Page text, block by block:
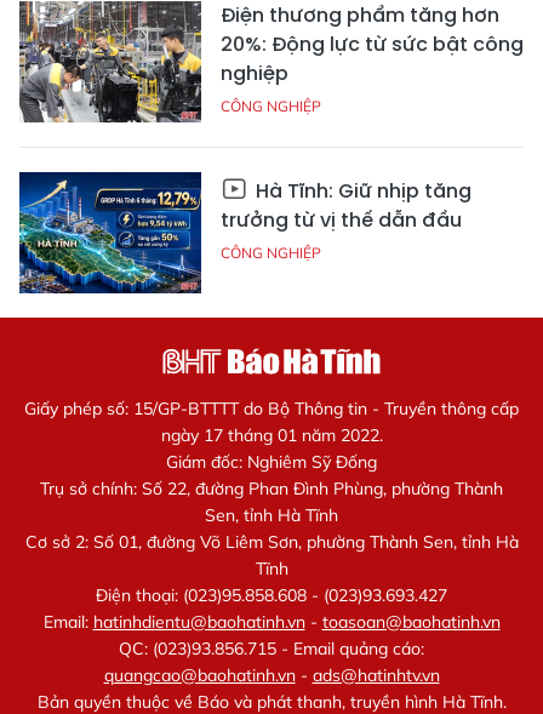
Điện thương phẩm tăng hơn
20%: Động lực từ sức bật công
nghiệp
CÔNG NGHIỆP
Hà Tĩnh: Giữ nhịp tăng
trưởng từ vị thế dẫn đầu
CÔNG NGHIỆP
Giấy phép số: 15/GP-BTTTT do Bộ Thông tin - Truyền thông cấp
ngày 17 tháng 01 năm 2022.
Giám đốc: Nghiêm Sỹ Đống
Trụ sở chính: Số 22, đường Phan Đình Phùng, phường Thành
Sen, tỉnh Hà Tĩnh
Cơ sở 2: Số 01, đường Võ Liêm Sơn, phường Thành Sen, tỉnh Hà
Tĩnh
Điện thoại: (023)95.858.608 - (023)93.693.427
Email: hatinhdientu@baohatinh.vn- toasoan@baohatinh.vn
QC: (023)93.856.715 - Email quảng cáo:
quangcao@baohatinh.vn- ads@hatinhtv.vn
Bản quyền thuộc về Báo và phát thanh, truyền hình Hà Tĩnh.